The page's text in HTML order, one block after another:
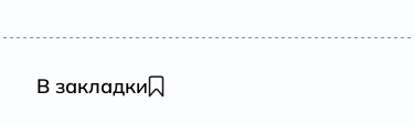
В закладки